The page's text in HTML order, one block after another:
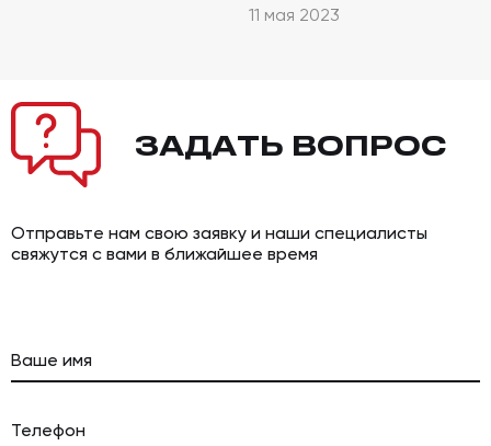
11 мая 2023
ЗАДАТЬ ВОПРОС
Отправьте нам свою заявку и наши специалисты
свяжутся с вами в ближайшее время